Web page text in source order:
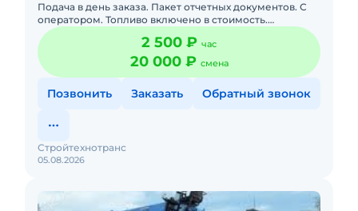
Подача в день заказа. Пакет отчетных документов. С
оператором. Топливо включено в стоимость.
Долгосрочная аренда. Краткосрочная аренда. Сейчас
свободна. Техника
2 500 ₽ час
20 000 ₽ смена
Позвонить Заказать Обратный звонок
05.08.2026
Стройтехнотранс